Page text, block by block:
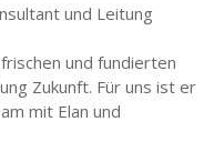
und Leitung
und fundierten
Zukunft. Für uns ist er
mit Elan und